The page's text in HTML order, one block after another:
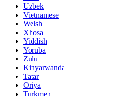
Uzbek
Vietnamese
Welsh
Xhosa
Yiddish
Yoruba
Zulu
Kinyarwanda
Tatar
Oriya
Turkmen